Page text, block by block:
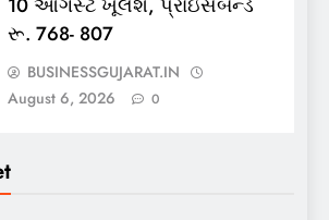
રૂ. 768- 807
BUSINESSGUJARAT.IN
August 6, 2026
0